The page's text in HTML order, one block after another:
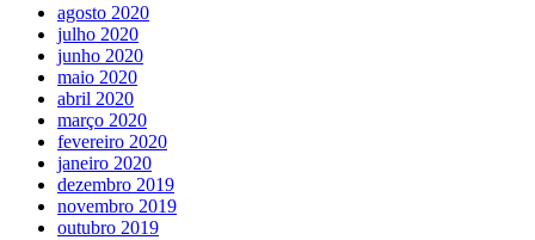
agosto 2020
julho 2020
junho 2020
maio 2020
abril 2020
março 2020
fevereiro 2020
janeiro 2020
dezembro 2019
novembro 2019
outubro 2019